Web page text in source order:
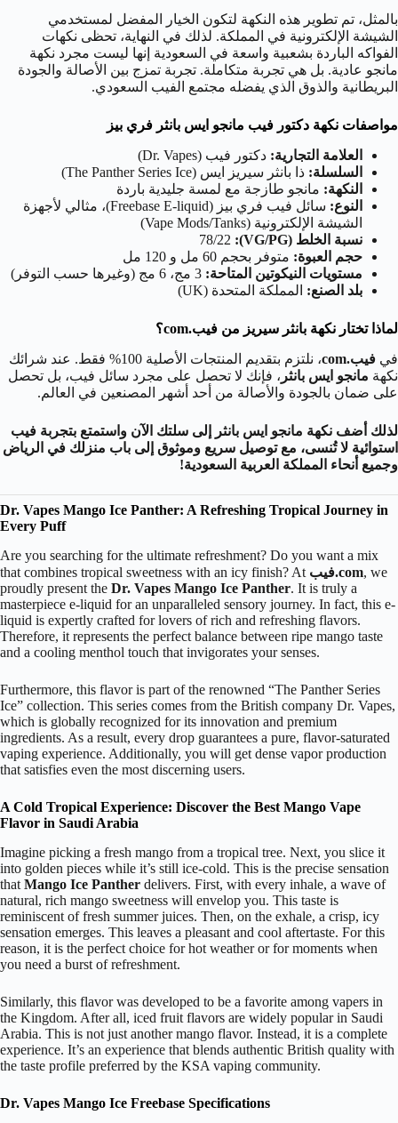
بالمثل، تم تطوير هذه النكهة لتكون الخيار المفضل لمستخدمي
الشيشة الإلكترونية في المملكة. لذلك في النهاية، تحظى نكهات
الفواكه الباردة بشعبية واسعة في السعودية إنها ليست مجرد نكهة
مانجو عادية. بل هي تجربة متكاملة. تجربة تمزج بين الأصالة والجودة
البريطانية والذوق الذي يفضله مجتمع الفيب السعودي.
مواصفات نكهة دكتور فيب مانجو ايس بانثر فري بيز
العلامة التجارية: دكتور فيب (Dr. Vapes)
السلسلة: ذا بانثر سيريز ايس (The Panther Series Ice)
النكهة: مانجو طازجة مع لمسة جليدية باردة
النوع:
سائل فيب فري بيز (Freebase E-liquid)، مثالي لأجهزة
الشيشة الإلكترونية (Vape Mods/Tanks)
نسبة الخلط (VG/PG):
78/22
حجم العبوة: متوفر بحجم 60 مل و 120 مل
مستويات النيكوتين المتاحة:
بلد الصنع: المملكة المتحدة (UK)
لماذا تختار نكهة بانثر سيريز من فيب.com؟
في فيب.com
، نلتزم بتقديم المنتجات الأصلية 100% فقط. عند شرائك
نكهة مانجو ايس بانثر ، فإنك لا تحصل على مجرد سائل فيب، بل تحصل
على ضمان بالجودة والأصالة من أحد أشهر المصنعين في العالم.
لذلك أضف نكهة مانجو ايس بانثر إلى سلتك الآن واستمتع بتجربة فيب
استوائية لا تُنسى، مع توصيل سريع وموثوق إلى باب منزلك في الرياض
وجميع أنحاء المملكة العربية السعودية!
Dr. Vapes Mango Ice Panther: A Refreshing Tropical Journey in
Every Puff
Are you searching for the ultimate refreshment? Do you want a mix
that combines tropical sweetness with an icy finish? At فيب.com, we
proudly present the Dr. Vapes Mango Ice Panther. It is truly a
masterpiece e-liquid for an unparalleled sensory journey. In fact, this e-
liquid is expertly crafted for lovers of rich and refreshing flavors.
Therefore, it represents the perfect balance between ripe mango taste
and a cooling menthol touch that invigorates your senses.
Furthermore, this flavor is part of the renowned “The Panther Series
Ice” collection. This series comes from the British company Dr. Vapes,
which is globally recognized for its innovation and premium
ingredients. As a result, every drop guarantees a pure, flavor-saturated
vaping experience. Additionally, you will get dense vapor production
that satisfies even the most discerning users.
A Cold Tropical Experience: Discover the Best Mango Vape
Flavor in Saudi Arabia
Imagine picking a fresh mango from a tropical tree. Next, you slice it
into golden pieces while it’s still ice-cold. This is the precise sensation
that Mango Ice Panther delivers. First, with every inhale, a wave of
natural, rich mango sweetness will envelop you. This taste is
reminiscent of fresh summer juices. Then, on the exhale, a crisp, icy
sensation emerges. This leaves a pleasant and cool aftertaste. For this
reason, it is the perfect choice for hot weather or for moments when
you need a burst of refreshment.
Similarly, this flavor was developed to be a favorite among vapers in
the Kingdom. After all, iced fruit flavors are widely popular in Saudi
Arabia. This is not just another mango flavor. Instead, it is a complete
experience. It’s an experience that blends authentic British quality with
the taste profile preferred by the KSA vaping community.
Dr. Vapes Mango Ice Freebase Specifications